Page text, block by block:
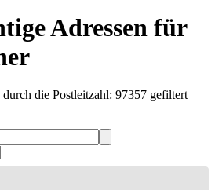
Adressen für
die Postleitzahl: 97357 gefiltert